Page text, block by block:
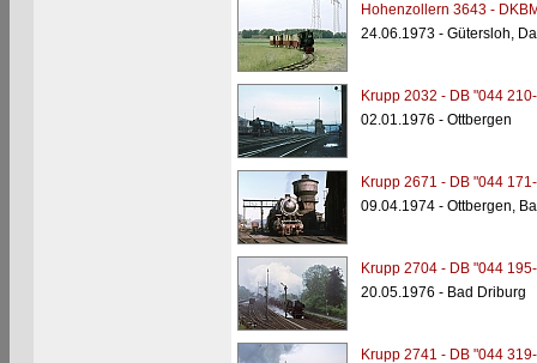
Hohenzollern 3643 -
24.06.1973 - Gütersloh,
Krupp 2032 - DB "044
02.01.1976 - Ottbergen
Krupp 2671 - DB "044
09.04.1974 - Ottbergen,
Krupp 2704 - DB "044
20.05.1976 - Bad Driburg
Krupp 2741 - DB "044